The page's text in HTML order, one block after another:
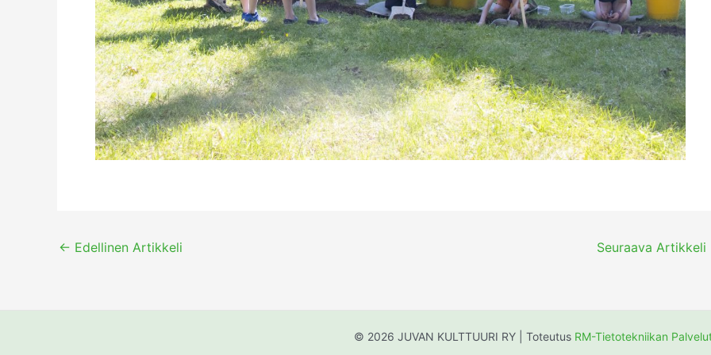
← Edellinen Artikkeli Seuraava Artikkeli
© 2026 JUVAN KULTTUURI RY | Toteutus RM-Tietotekniikan